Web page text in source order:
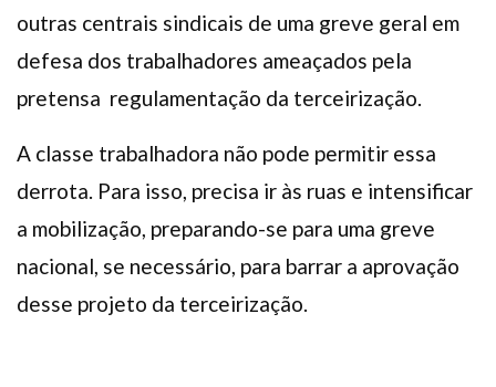
outras centrais sindicais de uma greve geral em
defesa dos trabalhadores ameaçados pela
pretensa regulamentação da terceirização.
A classe trabalhadora não pode permitir essa
derrota. Para isso, precisa ir às ruas e intensificar
a mobilização, preparando-se para uma greve
nacional, se necessário, para barrar a aprovação
desse projeto da terceirização.